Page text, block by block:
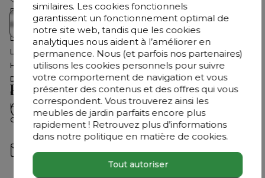
similaires. Les cookies fonctionnels
garantissent un fonctionnement optimal de
notre site web, tandis que les cookies
analytiques nous aident à l’améliorer en
permanence. Nous (et parfois nos partenaires)
utilisons les cookies personnels pour suivre
votre comportement de navigation et vous
présenter des contenus et des offres qui vous
correspondent. Vous trouverez ainsi les
meubles de jardin parfaits encore plus
rapidement ! Retrouvez plus d’informations
dans notre politique en matière de cookies.
Tout autoriser
Exposé dans le show-room
Non
Résistance à l'eau conduit
Largeur table
100 cm
Longeur table
220 cm
Hauteur table
74 cm
Dimensions table
Lg. 220 x Lrg. 100 x Haut. 74 cm
Collection
Alora
Hauteur accoudoirs
57 cm
Garantie
Garantie de 2 ans
À saisir
Besoin d'aide ?
Questions fréquemment posées
Réponses rapides à vos questions.
Consultez-les ici
Envoyez votre e-mail à bonjour@exterioo.be
Nous répondrons à votre question dès que possible.